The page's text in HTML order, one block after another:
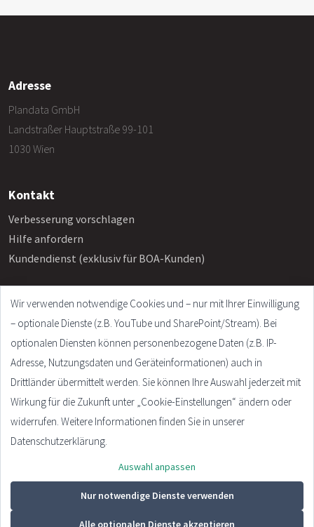
Adresse
Plandata GmbH
Landstraßer Hauptstraße 99-101
1030 Wien
Kontakt
Verbesserung vorschlagen
Hilfe anfordern
Kundendienst (exklusiv für BOA-Kunden)
Info
Häufige Fragen
Impressum
AGB
Datenschutzerklärung
Cookie Settings
© 2026 - Plandata GmbH. All rights reserved.
Design:HTML5 UP
Wir verwenden notwendige Cookies und – nur mit Ihrer Einwilligung
– optionale Dienste (z.B. YouTube und SharePoint/Stream). Bei
optionalen Diensten können personenbezogene Daten (z.B. IP-
Adresse, Nutzungsdaten und Geräteinformationen) auch in
Drittländer übermittelt werden. Sie können Ihre Auswahl jederzeit mit
Wirkung für die Zukunft unter „Cookie-Einstellungen“ ändern oder
widerrufen. Weitere Informationen finden Sie in unserer
Datenschutzerklärung.
Auswahl anpassen
Nur notwendige Dienste verwenden